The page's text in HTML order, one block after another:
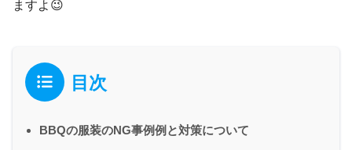
ますよ😉
目次
BBQの服装のNG事例例と対策について